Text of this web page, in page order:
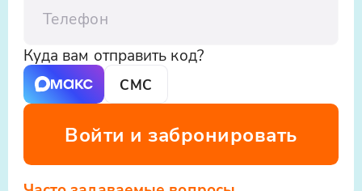
Куда вам отправить код?
СМС
Войти и забронировать